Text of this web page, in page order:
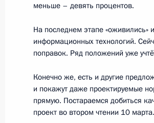
Концерт памяти
19 февраля 2020
Рабочая встреча
Бегловым
19 февраля 2020 года,
меньше – девять процентов.
На последнем этапе «оживились»
информационных технологий.
поправок. Ряд положений уже
Конечно же, есть и другие
и покажут даже проектируемые
прямую. Постараемся добиться
проект во втором чтении 10 марта.